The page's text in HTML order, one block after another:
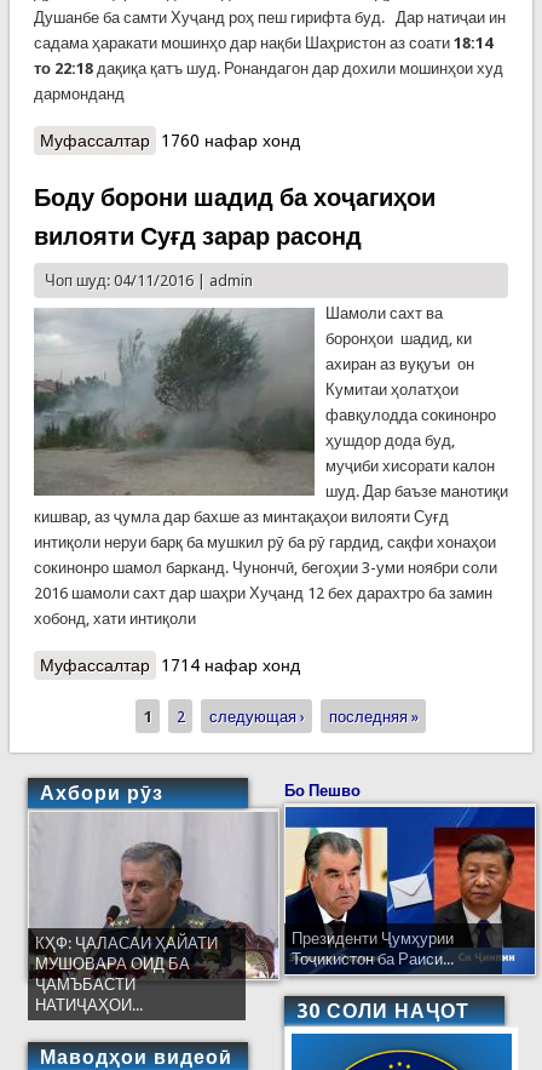
Душанбе ба самти Хуҷанд роҳ пеш гирифта буд. Дар натиҷаи ин
садама ҳаракати мошинҳо дар нақби Шаҳристон аз соати 18:14
то 22:18дақиқа қатъ шуд. Ронандагон дар дохили мошинҳои худ
дармонданд
Муфассалтаро Садама ҳаракати мошинҳо дар нақби
1760 нафар хонд
Боду борони шадид ба хоҷагиҳои
вилояти Суғд зарар расонд
Чоп шуд: 04/11/2016 | admin
Шамоли сахт ва
боронҳои шадид, ки
ахиран аз вуқуъи он
Кумитаи ҳолатҳои
фавқулодда сокинонро
ҳушдор дода буд,
муҷиби хисорати калон
шуд. Дар баъзе манотиқи
кишвар, аз ҷумла дар бахше аз минтақаҳои вилояти Суғд
интиқоли неруи барқ ба мушкил рӯ ба рӯ гардид, сақфи хонаҳои
сокинонро шамол барканд. Чунончӣ, бегоҳии 3-уми ноябри соли
2016 шамоли сахт дар шаҳри Хуҷанд 12 бех дарахтро ба замин
хобонд, хати интиқоли
Муфассалтаро Боду борони шадид ба хоҷагиҳои вилояти Суғд
1714 нафар хонд
Страницы
1 2 следующая › последняя »
Ахбори рӯз
КҲФ: ҶАЛАСАИ ҲАЙАТИ
МУШОВАРА ОИД БА
ҶАМЪБАСТИ
НАТИҶАҲОИ...
Маводҳои видеоӣ
Бо Пешво
Президенти Ҷумҳурии
Тоҷикистон ба Раиси...
30 СОЛИ НАҶОТ